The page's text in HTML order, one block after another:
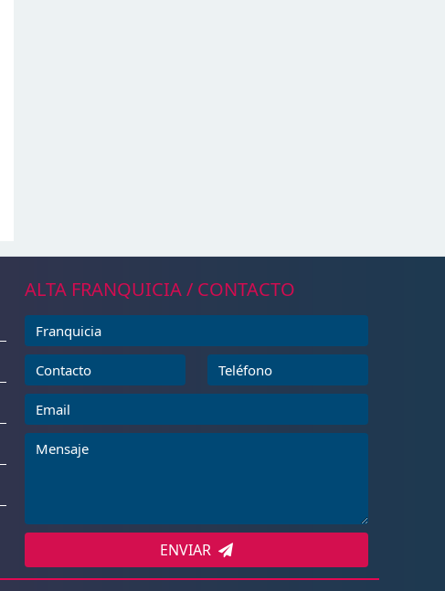
ALTA FRANQUICIA / CONTACTO
ENVIAR